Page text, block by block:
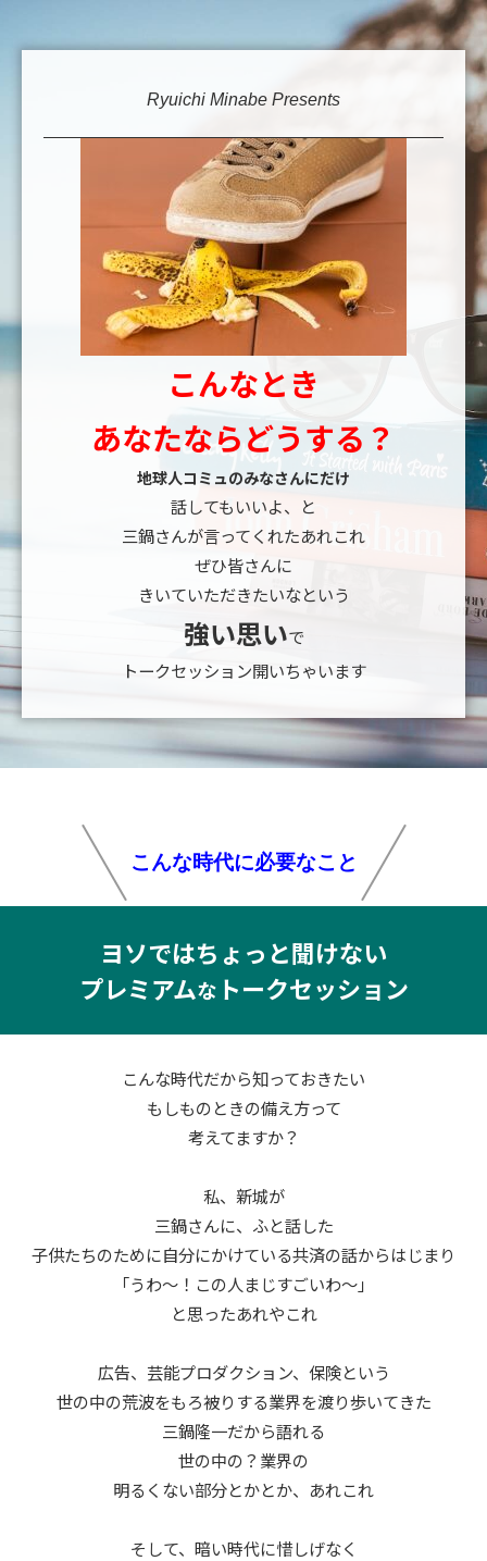
Ryuichi Minabe Presents
こんなとき
あなたならどうする？
地球人コミュのみなさんにだけ
話してもいいよ、と
三鍋さんが言ってくれたあれこれ
ぜひ皆さんに
きいていただきたいなという
強い思いで
トークセッション開いちゃいます
こんな時代に必要なこと
ヨソではちょっと聞けない
プレミアムな トークセッション
こんな時代だから知っておきたい
もしものときの備え方って
考えてますか？
私、新城が
三鍋さんに、ふと話した
子供たちのために自分にかけている共済の話からはじまり
「うわ～！この人まじすごいわ～」
と思ったあれやこれ
広告、芸能プロダクション、保険という
世の中の荒波をもろ被りする業界を渡り歩いてきた
三鍋隆一だから語れる
世の中の？業界の
明るくない部分とかとか、あれこれ
そして、暗い時代に惜しげなく